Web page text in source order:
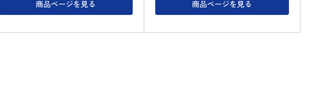
商品ページを見る 商品ページを見る